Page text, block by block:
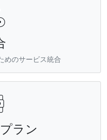
めのサービス統合
ラン